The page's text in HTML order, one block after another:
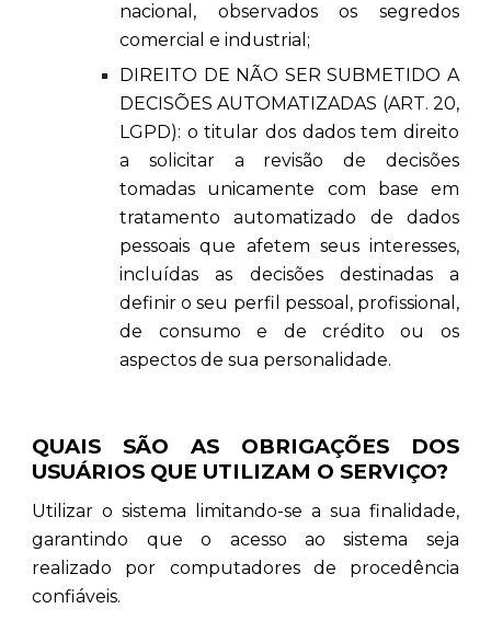
nacional, observados os segredos
comercial e industrial;
DIREITO DE NÃO SER SUBMETIDO A
DECISÕES AUTOMATIZADAS (ART. 20,
LGPD): o titular dos dados tem direito
a solicitar a revisão de decisões
tomadas unicamente com base em
tratamento automatizado de dados
pessoais que afetem seus interesses,
incluídas as decisões destinadas a
definir o seu perfil pessoal, profissional,
de consumo e de crédito ou os
aspectos de sua personalidade.
QUAIS SÃO AS OBRIGAÇÕES DOS
USUÁRIOS QUE UTILIZAM O SERVIÇO?
Utilizar o sistema limitando-se a sua finalidade,
garantindo que o acesso ao sistema seja
realizado por computadores de procedência
confiáveis.